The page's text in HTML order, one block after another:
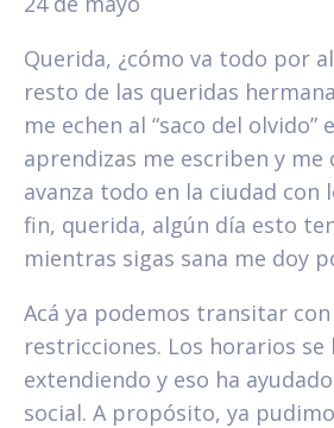
Querida, ¿cómo va todo por
resto de las queridas
me echen al “saco del olvido”
aprendizas me escriben y me
avanza todo en la ciudad con
fin, querida, algún día esto
mientras sigas sana me doy
Acá ya podemos transitar
restricciones. Los horarios se
extendiendo y eso ha
social. A propósito, ya